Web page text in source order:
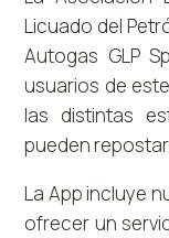
Licuado del
Autogas GLP
usuarios de
las distintas
pueden
La App incluye
ofrecer un